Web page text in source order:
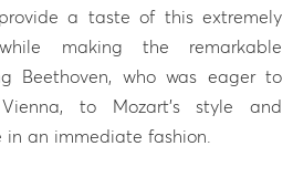
a taste of this extremely
making the remarkable
Beethoven, who was eager to
to Mozart’s style and
an immediate fashion.